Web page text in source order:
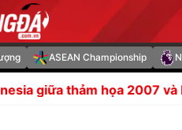
ASEAN Championship
2007 và kỳ tích 2016 HLV